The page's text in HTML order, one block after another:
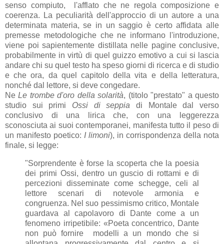
senso compiuto, l'afflato che ne regola composizione e
coerenza. La peculiarità dell'approccio di un autore a una
determinata materia, se in un saggio è certo affidata alle
premesse metodologiche che ne informano l'introduzione,
viene poi sapientemente distillata nelle pagine conclusive,
probabilmente in virtù di quel guizzo emotivo a cui si lascia
andare chi su quel testo ha speso giorni di ricerca e di studio
e che ora, da quel capitolo della vita e della letteratura,
nonché dal lettore, si deve congedare.
NeLe trombe d'oro della solarità, (titolo "prestato" a questo
studio sui primi Ossi di seppia di Montale dal verso
conclusivo di una lirica che, con una leggerezza
sconosciuta ai suoi contemporanei, manifesta tutto il peso di
un manifesto poetico: I limoni), in corrispondenza della nota
finale, si legge:
"Sorprendente è forse la scoperta che la poesia
dei primi Ossi, dentro un guscio di rottami e di
percezioni disseminate come schegge, celi al
lettore scenari di notevole armonia e
congruenza. Nel suo pessimismo critico, Montale
guardava al capolavoro di Dante come a un
fenomeno irripetibile: «Poeta concentrico, Dante
non può fornire modelli a un mondo che si